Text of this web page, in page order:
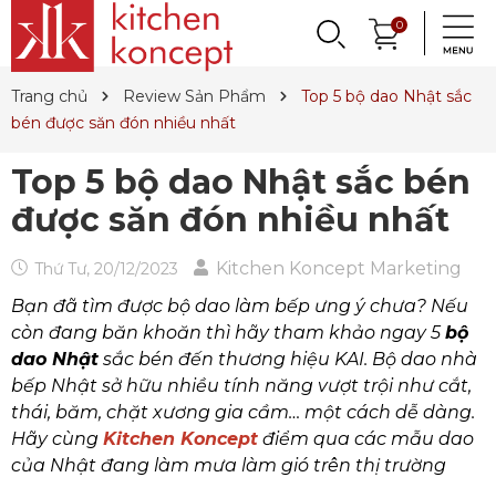
0
SALE TIN TỨC
QUAY LẠI NỒI, CHẢO
Nồi
Nồi Áp Suất
Khay Gang, Lò Nướng
Phụ Kiện Gang
QUAY LẠI DAO, KÉO
Dao
Dao Nhật
QUAY LẠI
PHỤ KIỆN & TRANG
TRÍ BÀN ĂN
Tô, Chén, Dĩa
Trang Trí Bàn Ăn
Hũ Đựng Gia Vị
Khăn Bàn Ăn
QUAY LẠI PHỤ KIỆN BẾP
Dụng Cụ Nhà Bếp
Lót Nồi & Tay Cầm
Dụng Cụ Làm Kem
QUAY LẠI
DỤNG CỤ LÀM BÁNH
& MÌ Ý
Dụng Cụ Làm Pasta
Khay Nướng Bánh
QUAY LẠI
LY, BÌNH NƯỚC,
DECANTER
Ly Pha Lê
Ly Thủy Tinh
Bình Nước
QUAY LẠI PHỤ KIỆN RƯỢU
Đầu Rót
Bình Giữ Mát
Thiết Bị Sục Oxy
Máy Chiết Rượu
Dụng Cụ Pha Chế
Khui Rượu, Nút Chai
QUAY LẠI DANH MỤC KHÁC
Sản Phẩm Cho Bé
Tinh Dầu
Dung Dịch Sát Khuẩn
Bình, Ly & Hũ Giữ Nhiệt
Bình Trà
Trang chủ Review Sản Phẩm
Top 5 bộ dao Nhật sắc
bén được săn đón nhiều nhất
Top 5 bộ dao Nhật sắc bén
được săn đón nhiều nhất
Thứ Tư, 20/12/2023
Kitchen Koncept Marketing
Bạn đã tìm được bộ dao làm bếp ưng ý chưa? Nếu
còn đang băn khoăn thì hãy tham khảo ngay 5bộ
dao Nhật sắc bén đến thương hiệu KAI. Bộ dao nhà
bếp Nhật sở hữu nhiều tính năng vượt trội như cắt,
thái, băm, chặt xương gia cầm… một cách dễ dàng.
Hãy cùng Kitchen Koncept điểm qua các mẫu dao
của Nhật đang làm mưa làm gió trên thị trường